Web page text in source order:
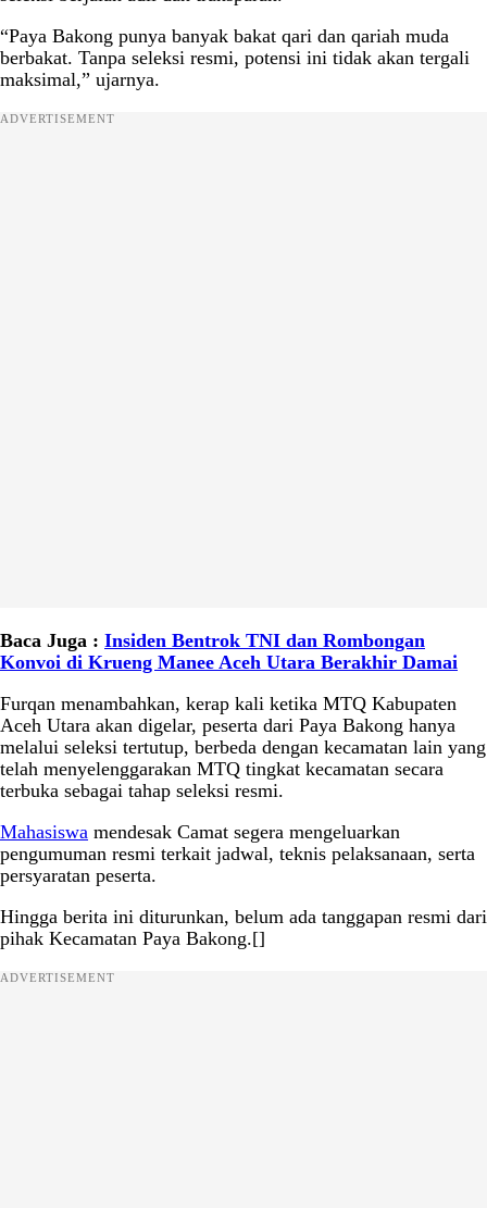
“Paya Bakong punya banyak bakat qari dan qariah muda
berbakat. Tanpa seleksi resmi, potensi ini tidak akan tergali
maksimal,” ujarnya.
ADVERTISEMENT
Baca Juga : Insiden Bentrok TNI dan Rombongan
Konvoi di Krueng Manee Aceh Utara Berakhir Damai
Furqan menambahkan, kerap kali ketika MTQ Kabupaten
Aceh Utara akan digelar, peserta dari Paya Bakong hanya
melalui seleksi tertutup, berbeda dengan kecamatan lain yang
telah menyelenggarakan MTQ tingkat kecamatan secara
terbuka sebagai tahap seleksi resmi.
Mahasiswa mendesak Camat segera mengeluarkan
pengumuman resmi terkait jadwal, teknis pelaksanaan, serta
persyaratan peserta.
Hingga berita ini diturunkan, belum ada tanggapan resmi dari
pihak Kecamatan Paya Bakong.[]
ADVERTISEMENT